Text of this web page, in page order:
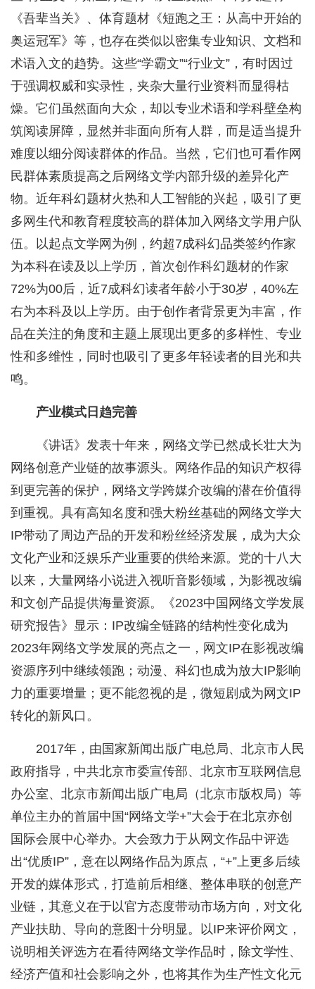
《吾辈当关》、体育题材《短跑之王：从高中开始的
奥运冠军》等，也存在类似以密集专业知识、文档和
术语入文的趋势。这些“学霸文”“行业文”，有时因过
于强调权威和实录性，夹杂大量行业资料而显得枯
燥。它们虽然面向大众，却以专业术语和学科壁垒构
筑阅读屏障，显然并非面向所有人群，而是适当提升
难度以细分阅读群体的作品。当然，它们也可看作网
民群体素质提高之后网络文学内部升级的差异化产
物。近年科幻题材火热和人工智能的兴起，吸引了更
多网生代和教育程度较高的群体加入网络文学用户队
伍。以起点文学网为例，约超7成科幻品类签约作家
为本科在读及以上学历，首次创作科幻题材的作家
72%为00后，近7成科幻读者年龄小于30岁，40%左
右为本科及以上学历。由于创作者背景更为丰富，作
品在关注的角度和主题上展现出更多的多样性、专业
性和多维性，同时也吸引了更多年轻读者的目光和共
鸣。
产业模式日趋完善
《讲话》发表十年来，网络文学已然成长壮大为
网络创意产业链的故事源头。网络作品的知识产权得
到更完善的保护，网络文学跨媒介改编的潜在价值得
到重视。具有高知名度和强大粉丝基础的网络文学大
IP带动了周边产品的开发和粉丝经济发展，成为大众
文化产业和泛娱乐产业重要的供给来源。党的十八大
以来，大量网络小说进入视听音影领域，为影视改编
和文创产品提供海量资源。《2023中国网络文学发展
研究报告》显示：IP改编全链路的结构性变化成为
2023年网络文学发展的亮点之一，网文IP在影视改编
资源序列中继续领跑；动漫、科幻也成为放大IP影响
力的重要增量；更不能忽视的是，微短剧成为网文IP
转化的新风口。
2017年，由国家新闻出版广电总局、北京市人民
政府指导，中共北京市委宣传部、北京市互联网信息
办公室、北京市新闻出版广电局（北京市版权局）等
单位主办的首届中国“网络文学+”大会于在北京亦创
国际会展中心举办。大会致力于从网文作品中评选
出“优质IP”，意在以网络作品为原点，“+”上更多后续
开发的媒体形式，打造前后相继、整体串联的创意产
业链，其意义在于以官方态度带动市场方向，对文化
产业扶助、导向的意图十分明显。以IP来评价网文，
说明相关评选方在看待网络文学作品时，除文学性、
经济产值和社会影响之外，也将其作为生产性文化元